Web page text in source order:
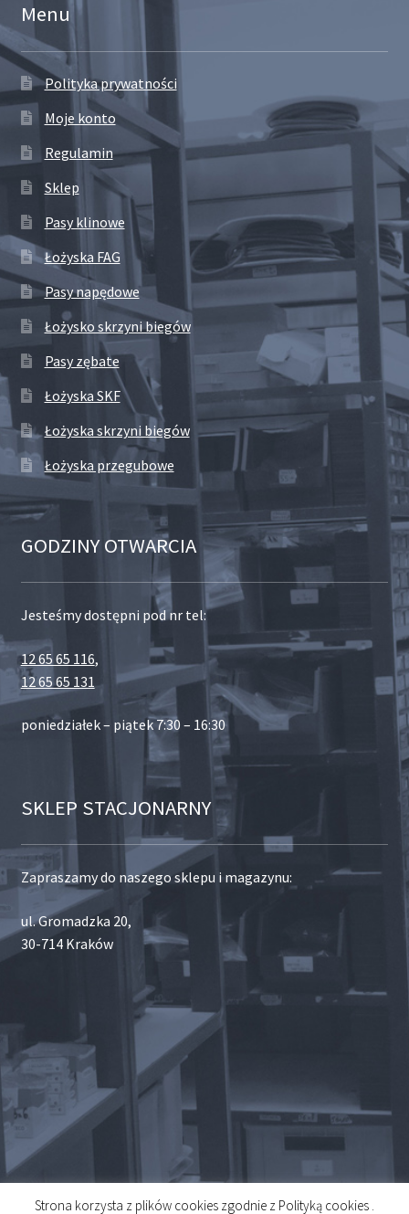
Menu
Polityka prywatności
Moje konto
Regulamin
Sklep
Pasy klinowe
Łożyska FAG
Pasy napędowe
Łożysko skrzyni biegów
Pasy zębate
Łożyska SKF
Łożyska skrzyni biegów
Łożyska przegubowe
GODZINY OTWARCIA
Jesteśmy dostępni pod nr tel:
12 65 65 116,
12 65 65 131
poniedziałek – piątek 7:30 – 16:30
SKLEP STACJONARNY
Zapraszamy do naszego sklepu i magazynu:
ul. Gromadzka 20,
30-714 Kraków
Strona korzysta z plików cookies zgodnie z Polityką cookies .